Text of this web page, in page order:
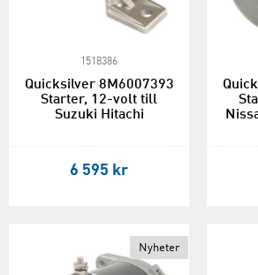
1518386
Quicksilver 8M6007393
Starter, 12-volt till
Suzuki Hitachi
6 595 kr
Nyheter